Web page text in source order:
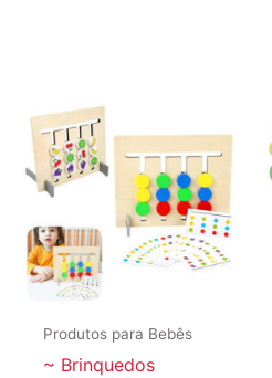
Produtos para Bebês
~ Brinquedos